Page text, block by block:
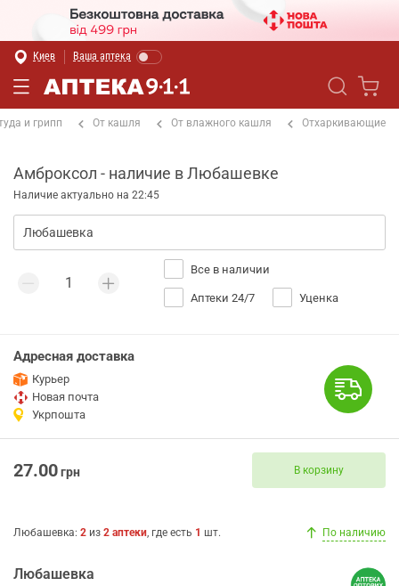
Киев Ваша аптека
и грипп От кашля От влажного кашля Отхаркивающие
Амброксол - наличие в Любашевке
Наличие актуально на 22:45
Все в наличии
Аптеки 24/7 Уценка
Адресная доставка
Курьер
Новая почта
Укрпошта
27.00грн В корзину
Любашевка: 2 из 2 аптеки, где есть 1 шт. По наличию
Любашевка